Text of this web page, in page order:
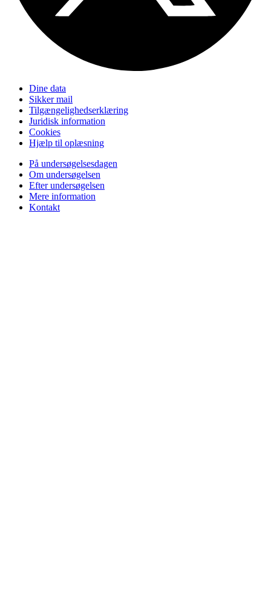
Dine data
Sikker mail
Tilgængelighedserklæring
Juridisk information
Cookies
Hjælp til oplæsning
På undersøgelsesdagen
Om undersøgelsen
Efter undersøgelsen
Mere information
Kontakt